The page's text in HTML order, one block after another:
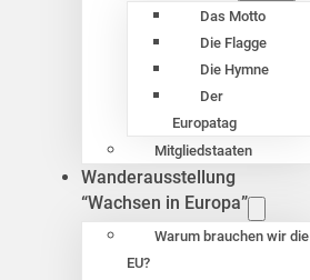
Das Motto
Die Flagge
Die Hymne
Der
Europatag
Mitgliedstaaten
Wanderausstellung
“Wachsen in Europa”
Warum brauchen wir die
EU?